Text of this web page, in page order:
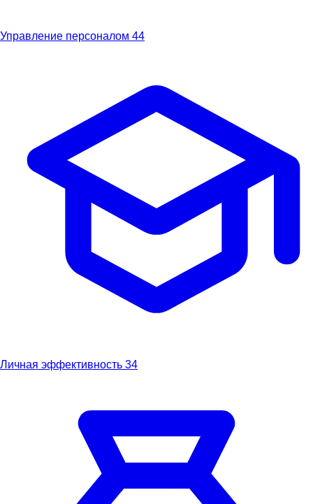
Управление персоналом 44
Личная эффективность 34